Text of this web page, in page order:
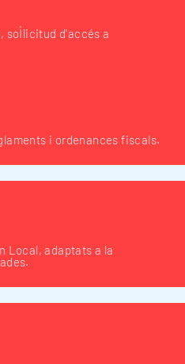
d'accés a
i ordenances fiscals.
Local, adaptats a la